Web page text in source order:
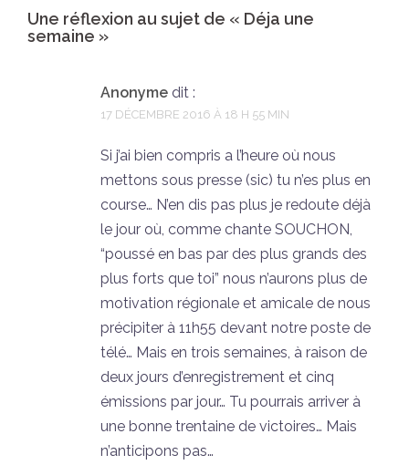
Une réflexion au sujet de « Déja une
semaine »
Anonyme dit :
17 DÉCEMBRE 2016 À 18 H 55 MIN
Si j’ai bien compris a l’heure où nous
mettons sous presse (sic) tu n’es plus en
course… N’en dis pas plus je redoute déjà
le jour où, comme chante SOUCHON,
“poussé en bas par des plus grands des
plus forts que toi” nous n’aurons plus de
motivation régionale et amicale de nous
précipiter à 11h55 devant notre poste de
télé… Mais en trois semaines, à raison de
deux jours d’enregistrement et cinq
émissions par jour… Tu pourrais arriver à
une bonne trentaine de victoires… Mais
n’anticipons pas…